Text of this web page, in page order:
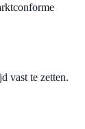
vast te zetten.